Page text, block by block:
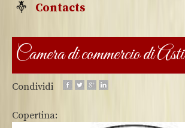
Contacts
Camera di commercio di Asti
Condividi
Copertina: